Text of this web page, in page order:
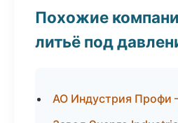
Похожие
литьё под
АО Индустрия Профи